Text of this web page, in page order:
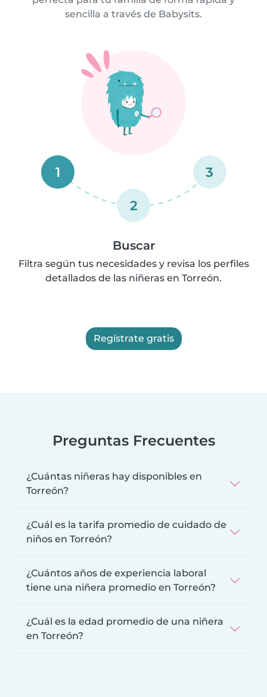
sencilla a través de Babysits.
1
2
3
Buscar
Filtra según tus necesidades y revisa los perfiles
detallados de las niñeras en Torreón.
Regístrate gratis
Preguntas Frecuentes
¿Cuántas niñeras hay disponibles en
Torreón?
¿Cuál es la tarifa promedio de cuidado de
niños en Torreón?
¿Cuántos años de experiencia laboral
tiene una niñera promedio en Torreón?
¿Cuál es la edad promedio de una niñera
en Torreón?